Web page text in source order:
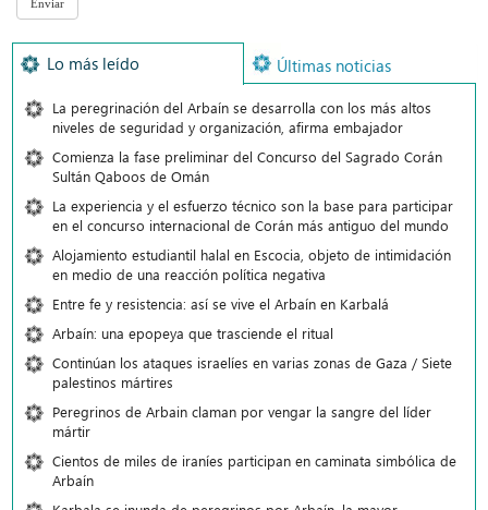
Lo más leído Últimas noticias
La peregrinación del Arbaín se desarrolla con los más altos
niveles de seguridad y organización, afirma embajador
Comienza la fase preliminar del Concurso del Sagrado Corán
Sultán Qaboos de Omán
La experiencia y el esfuerzo técnico son la base para participar
en el concurso internacional de Corán más antiguo del mundo
Alojamiento estudiantil halal en Escocia, objeto de intimidación
en medio de una reacción política negativa
Entre fe y resistencia: así se vive el Arbaín en Karbalá
Arbaín: una epopeya que trasciende el ritual
Continúan los ataques israelíes en varias zonas de Gaza / Siete
palestinos mártires
Peregrinos de Arbain claman por vengar la sangre del líder
mártir
Cientos de miles de iraníes participan en caminata simbólica de
Arbaín